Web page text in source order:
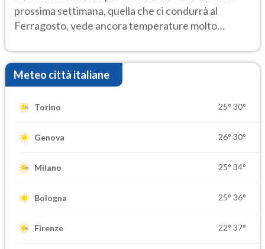
prossima settimana, quella che ci condurrà al
Ferragosto, vede ancora temperature molto
Meteo città italiane
Torino 25° 30°
Genova 26° 30°
Milano 25° 34°
Bologna 25° 36°
Firenze 22° 37°